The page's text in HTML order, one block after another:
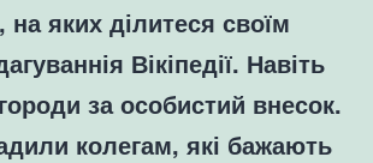
на яких ділитеся своїм
Вікіпедії. Навіть
за особистий внесок.
колегам, які бажають